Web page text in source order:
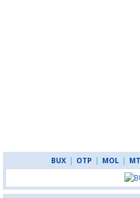
BUX | OTP | MOL |